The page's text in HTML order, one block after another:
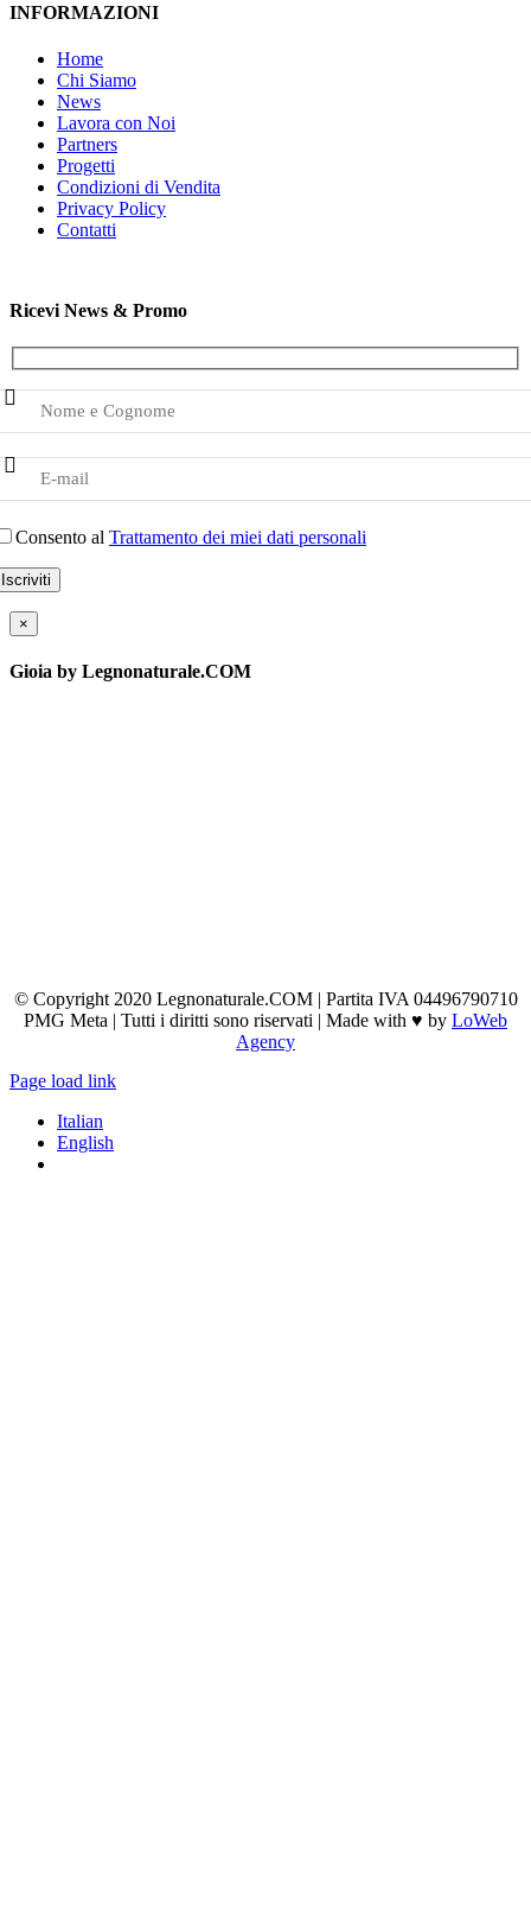
INFORMAZIONI
Home
Chi Siamo
News
Lavora con Noi
Partners
Progetti
Condizioni di Vendita
Privacy Policy
Contatti
Ricevi News & Promo
Consento al Trattamento dei miei dati personali
×
Gioia by Legnonaturale.COM
© Copyright 2020 Legnonaturale.COM | Partita IVA 04496790710
PMG Meta | Tutti i diritti sono riservati | Made with ♥ by LoWeb
Agency
Page load link
Italian
English